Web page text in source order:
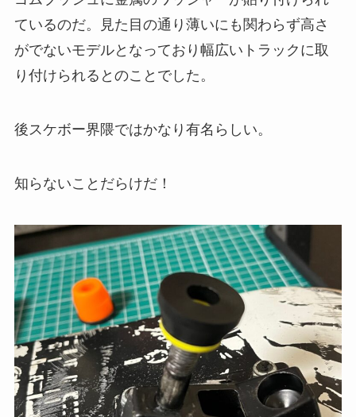
ているのだ。見た目の通り薄いにも関わらず高さ
がでないモデルとなっており幅広いトラックに取
り付けられるとのことでした。
後スケボー界隈ではかなり有名らしい。
知らないことだらけだ！